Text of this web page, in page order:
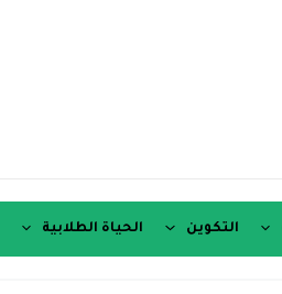
التكوين الحياة الطلابية